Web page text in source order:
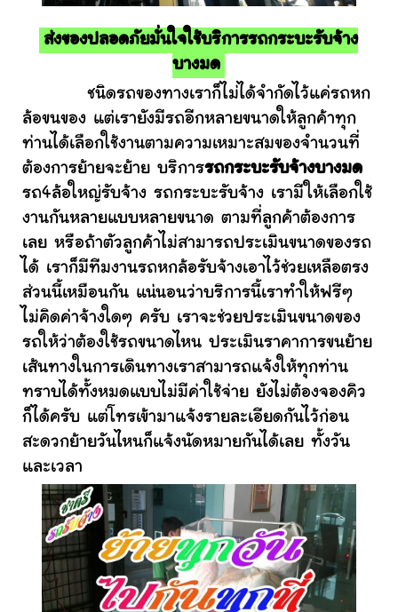
ส่งของปลอดภัยมั่นใจใช้บริการรถกระบะรับจ้าง
บางมด
ชนิดรถของทางเราก็ไม่ได้จำกัดไว้แค่รถหก
ล้อขนของ แต่เรายังมีรถอีกหลายขนาดให้ลูกค้าทุก
ท่านได้เลือกใช้งานตามความเหมาะสมของจำนวนที่
ต้องการย้ายจะย้าย บริการรถกระบะรับจ้างบางมด
รถ4ล้อใหญ่รับจ้าง รถกระบะรับจ้าง เรามีให้เลือกใช้
งานกันหลายแบบหลายขนาด ตามที่ลูกค้าต้องการ
เลย หรือถ้าตัวลูกค้าไม่สามารถประเมินขนาดของรถ
ได้ เราก็มีทีมงานรถหกล้อรับจ้างเอาไว้ช่วยเหลือตรง
ส่วนนี้เหมือนกัน แน่นอนว่าบริการนี้เราทำให้ฟรีๆ
ไม่คิดค่าจ้างใดๆ ครับ เราจะช่วยประเมินขนาดของ
รถให้ว่าต้องใช้รถขนาดไหน ประเมินราคาการขนย้าย
เส้นทางในการเดินทางเราสามารถแจ้งให้ทุกท่าน
ทราบได้ทั้งหมดแบบไม่มีค่าใช้จ่าย ยังไม่ต้องจองคิว
ก็ได้ครับ แต่โทรเข้ามาแจ้งรายละเอียดกันไว้ก่อน
สะดวกย้ายวันไหนก็แจ้งนัดหมายกันได้เลย ทั้งวัน
และเวลา